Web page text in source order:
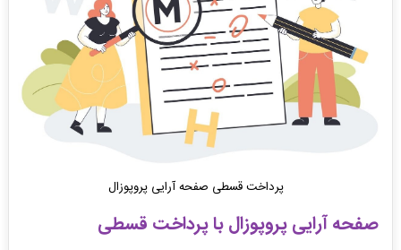
پرداخت قسطی صفحه آرایی پروپوزال
صفحه آرایی پروپوزالبا پرداخت قسطی